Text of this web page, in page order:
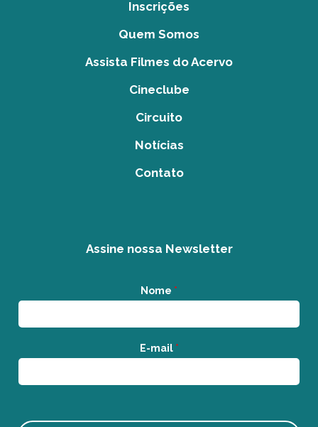
Inscrições
Quem Somos
Assista Filmes do Acervo
Cineclube
Circuito
Notícias
Contato
Assine nossa Newsletter
Nome *
E-mail *